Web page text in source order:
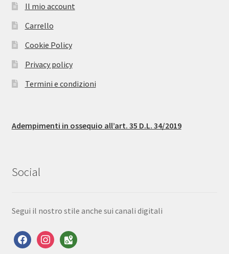
Il mio account
Carrello
Cookie Policy
Privacy policy
Termini e condizioni
Adempimenti in ossequio all’art. 35 D.L. 34/2019
Social
Segui il nostro stile anche sui canali digitali
facebookinstagram
google-
maps